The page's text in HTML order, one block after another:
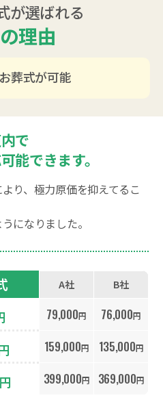
が選ばれる
理由
葬式が可能
で
能できます。
り、極力原価を抑えてるこ
になりました。
円
A社 B社
79,000円 76,000円
159,000円 135,000円
399,000円 369,000円